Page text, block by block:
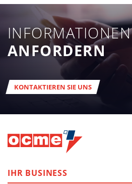
INFORMATIONEN
ANFORDERN
KONTAKTIEREN SIE UNS
IHR BUSINESS